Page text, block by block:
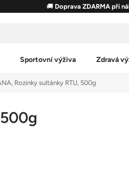
🚚 Doprava ZDARMA při
Sportovní výživa Zdravá
Rozinky sultánky RTU, 500g